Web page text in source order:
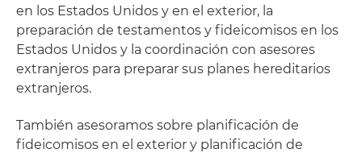
en los Estados Unidos y en el exterior, la
preparación de testamentos y fideicomisos en los
Estados Unidos y la coordinación con asesores
extranjeros para preparar sus planes hereditarios
extranjeros.
También asesoramos sobre planificación de
fideicomisos en el exterior y planificación de